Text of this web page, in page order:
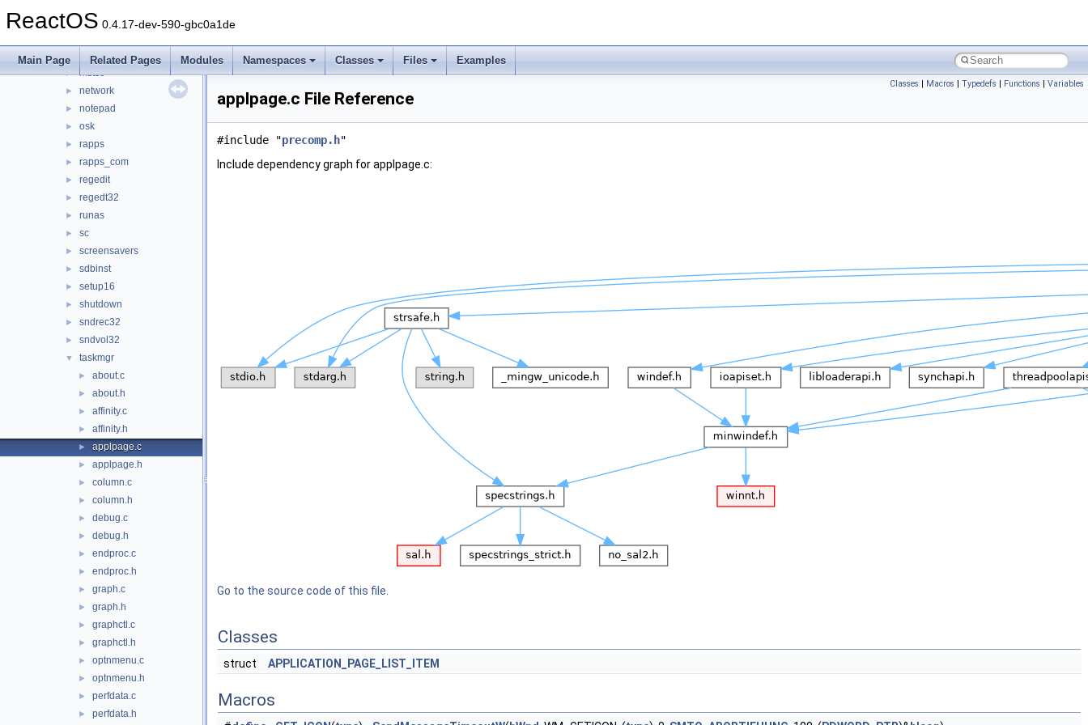
ReactOS 0.4.17-dev-590-gbc0a1de
Main Page Related Pages Modules Namespaces Classes Files Examples
► mscutils
mspaint
► mstsc
► network
► notepad
► osk
► rapps
► rapps_com
► regedit
► regedt32
► runas
► sc
► screensavers
► sdbinst
► setup16
► shutdown
► sndrec32
► sndvol32
▼ taskmgr
► about.c
► about.h
► affinity.c
► affinity.h
► applpage.c
► applpage.h
► column.c
► column.h
► debug.c
► debug.h
► endproc.c
► endproc.h
► graph.c
► graph.h
► graphctl.c
► graphctl.h
► optnmenu.c
► optnmenu.h
► perfdata.c
► perfdata.h
Classes | Macros | Typedefs | Functions | Variables
applpage.c File Reference
#include "precomp.h"
Include dependency graph for applpage.c:
Go to the source code of this file.
Classes
struct APPLICATION_PAGE_LIST_ITEM
Macros